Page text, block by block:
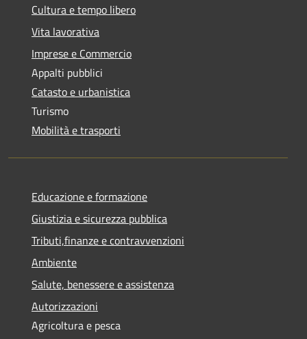
Cultura e tempo libero
Vita lavorativa
Imprese e Commercio
Appalti pubblici
Catasto e urbanistica
Turismo
Mobilità e trasporti
Educazione e formazione
Giustizia e sicurezza pubblica
Tributi,finanze e contravvenzioni
Ambiente
Salute, benessere e assistenza
Autorizzazioni
Agricoltura e pesca